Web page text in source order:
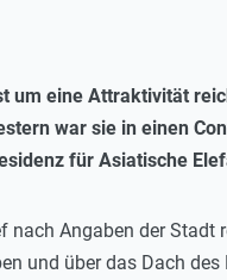
um eine Attraktivität
war sie in einen
für Asiatische
nach Angaben der
und über das Dach